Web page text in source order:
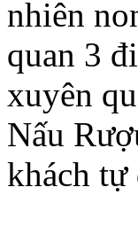
nhiên
quan 3
xuyên
Nấu
khách